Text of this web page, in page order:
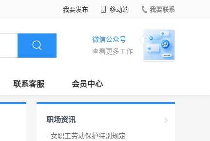
我要发布 移动端 我要联系
微信公众号
查看更多工作
联系客服 会员中心
职场资讯
· 女职工劳动保护特别规定